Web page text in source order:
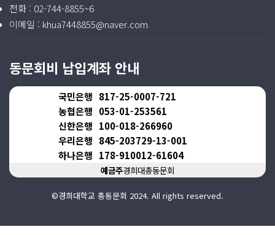
전화 : 02-744-8855~6
이메일 : khua7448855@naver.com
동문회비 납입계좌 안내
국민은행 817-25-0007-721
농협은행 053-01-253561
신한은행 100-018-266960
우리은행 845-203729-13-001
하나은행 178-910012-61604
예금주경희대총동문회
©경희대학교 총동문회 2024. All rights reserved.